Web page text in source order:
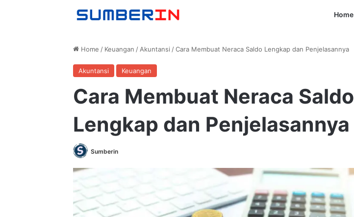
Home
Home / Keuangan / Akuntansi / Cara Membuat Neraca Saldo Lengkap dan Penjelasannya
Akuntansi Keuangan
Cara Membuat Neraca Saldo
Lengkap dan Penjelasannya
Sumberin